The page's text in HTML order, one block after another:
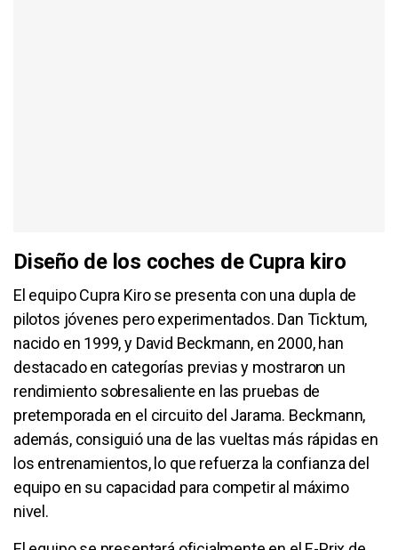
Diseño de los coches de Cupra kiro
El equipo Cupra Kiro se presenta con una dupla de
pilotos jóvenes pero experimentados. Dan Ticktum,
nacido en 1999, y David Beckmann, en 2000, han
destacado en categorías previas y mostraron un
rendimiento sobresaliente en las pruebas de
pretemporada en el circuito del Jarama. Beckmann,
además, consiguió una de las vueltas más rápidas en
los entrenamientos, lo que refuerza la confianza del
equipo en su capacidad para competir al máximo
nivel.